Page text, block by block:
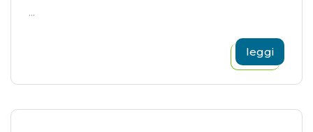
...
leggi